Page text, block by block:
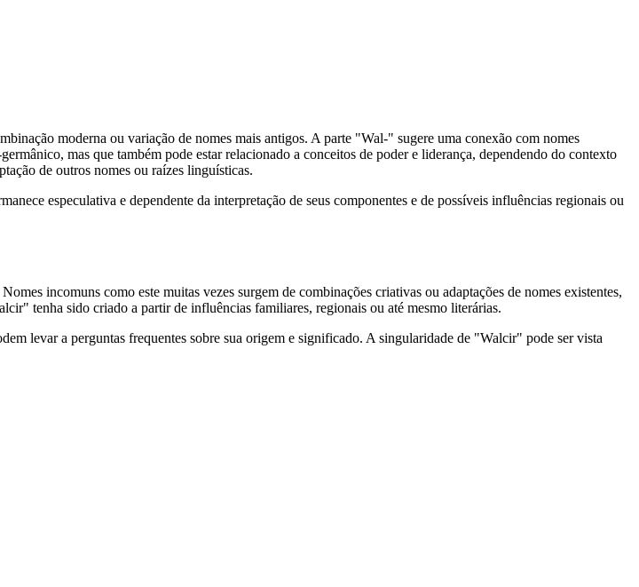
moderna ou variação de nomes mais antigos. A parte "Wal-" sugere uma conexão com nomes
mas que também pode estar relacionado a conceitos de poder e liderança, dependendo do contexto
de outros nomes ou raízes linguísticas.
especulativa e dependente da interpretação de seus componentes e de possíveis influências regionais ou
incomuns como este muitas vezes surgem de combinações criativas ou adaptações de nomes existentes,
tenha sido criado a partir de influências familiares, regionais ou até mesmo literárias.
levar a perguntas frequentes sobre sua origem e significado. A singularidade de "Walcir" pode ser vista